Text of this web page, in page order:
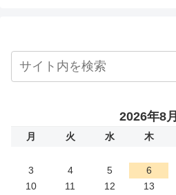
2026年8月
月 火 水 木
3
4 5 6
10
11 12 13